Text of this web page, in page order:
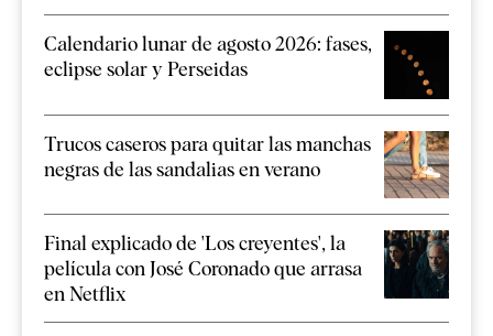
Calendario lunar de agosto 2026: fases,
eclipse solar y Perseidas
Trucos caseros para quitar las manchas
negras de las sandalias en verano
Final explicado de 'Los creyentes', la
película con José Coronado que arrasa
en Netflix